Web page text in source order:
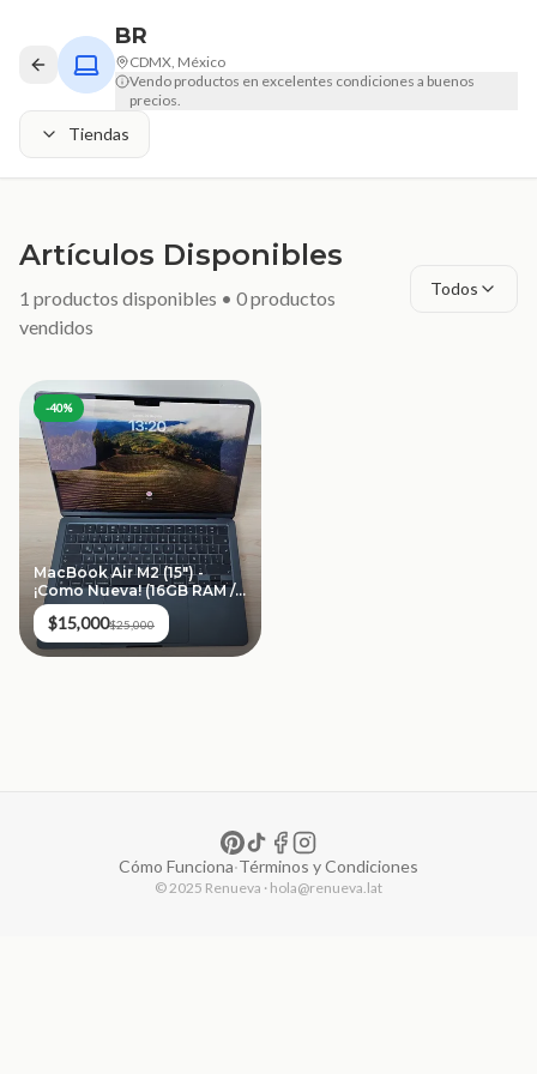
BR
CDMX, México
Vendo productos en excelentes condiciones a buenos
precios.
Tiendas
Artículos Disponibles
1 productos disponibles • 0productos
vendidos
Todos
-40%
MacBook Air M2 (15") -
¡Como Nueva! (16GB RAM /
256GB SSD)
$15,000$25,000
Cómo Funciona·Términos y Condiciones
© 2025 Renueva · hola@renueva.lat